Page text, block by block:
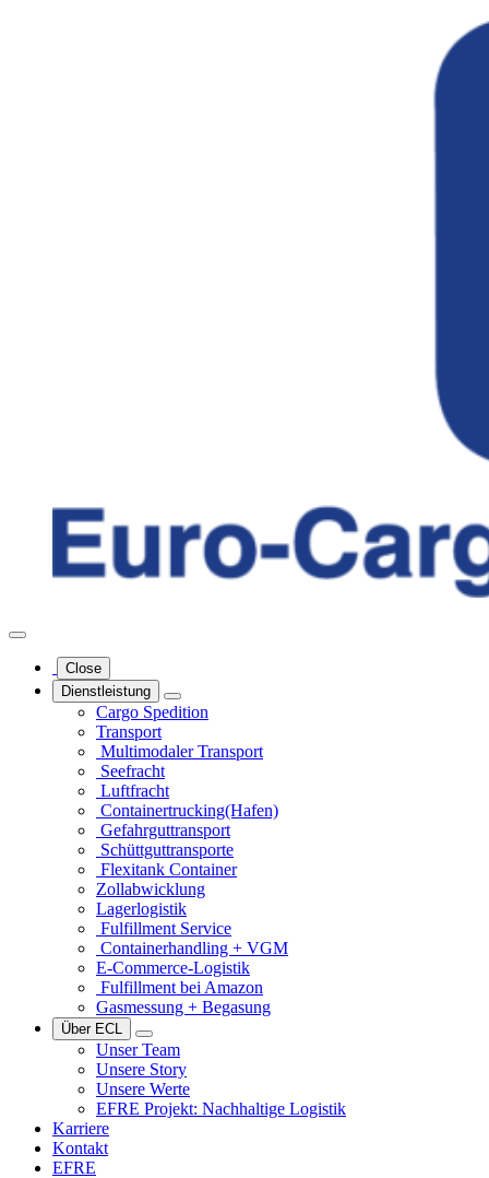
Close
Dienstleistung
Cargo Spedition
Transport
Multimodaler Transport
Seefracht
Luftfracht
Containertrucking(Hafen)
Gefahrgut­transport
Schüttgut­transporte
Flexitank Container
Zollabwicklung
Lagerlogistik
Fulfillment Service
Containerhandling + VGM
E-Commerce-Logistik
Fulfillment bei Amazon
Gasmessung + Begasung
Über ECL
Unser Team
Unsere Story
Unsere Werte
EFRE Projekt: Nachhaltige Logistik
Karriere
Kontakt
EFRE